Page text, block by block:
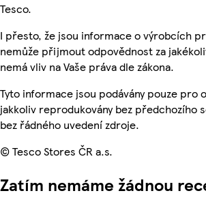
Tesco.
I přesto, že jsou informace o výrobcích
nemůže přijmout odpovědnost za
nemá vliv na Vaše práva dle zákona.
Tyto informace jsou podávány pouze pro
jakkoliv reprodukovány bez předchozího
bez řádného uvedení zdroje.
© Tesco Stores ČR a.s.
Zatím nemáme žádnou